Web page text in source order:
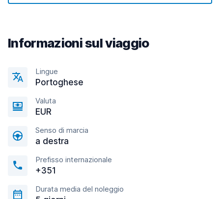
Informazioni sul viaggio
Lingue
Portoghese
Valuta
EUR
Senso di marcia
a destra
Prefisso internazionale
+351
Durata media del noleggio